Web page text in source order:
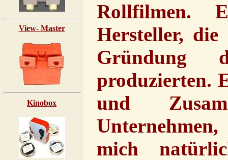
View- Master
Kinobox
Rollfilmen.
Hersteller,
Gründung
produzierten.
und
mich